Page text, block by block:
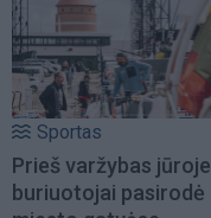
Sportas
Prieš varžybas jūroje
buriuotojai pasirodė